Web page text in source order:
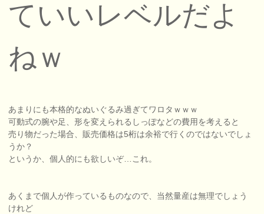
ていいレベルだよ
ねｗ
あまりにも本格的なぬいぐるみ過ぎてワロタｗｗｗ
可動式の腕や足、形を変えられるしっぽなどの費用を考えると
売り物だった場合、販売価格は5桁は余裕で行くのではないでしょ
うか？
というか、個人的にも欲しいぞ…これ。
あくまで個人が作っているものなので、当然量産は無理でしょう
けれど